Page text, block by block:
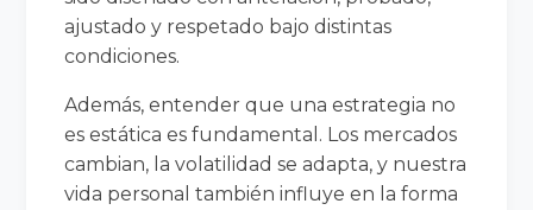
ajustado y respetado bajo distintas
condiciones.
Además, entender que una estrategia no
es estática es fundamental. Los mercados
cambian, la volatilidad se adapta, y nuestra
vida personal también influye en la forma